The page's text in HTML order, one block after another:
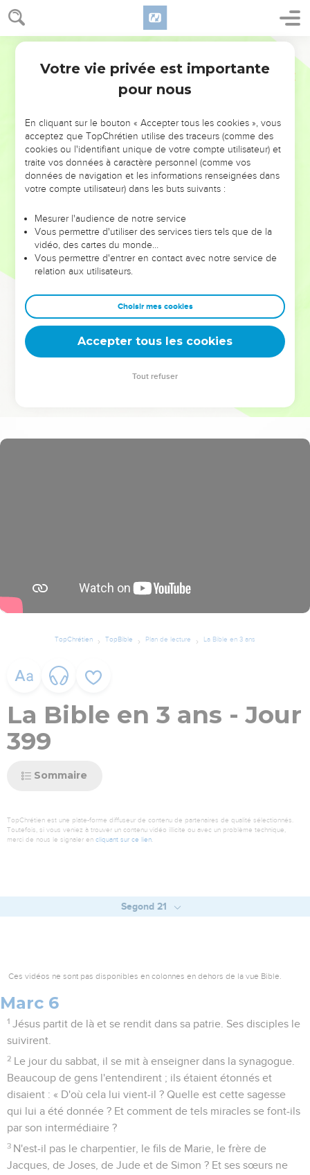
NE MANQUEZ PAS L’ÉVÉNEMENT
DE L’ANNÉE !
ET SI LEURS ERREURS POUVAIENT VOUS ÉVITER LES
VOTRES ?
leur foi ou leur vision. Mais on voit moins les doutes, les erreurs
et les saisons difficiles qu'ils ont traversés, alors même que ce
sont elles qui les ont façonnés.
Dans cette conférence, leaders, entrepreneurs, et responsables
clés pour avancer avec plus de sagesse afin que leurs erreurs
deviennent vos tremplins. Que vous guidiez un ministère, une
équipe, un groupe ou une famille, leur expérience est faite
TopChrétien TopBible Plan de lecture La Bible en 3 ans
La Bible en 3 ans - Jour
399
Sommaire
TopChrétien est une plate-forme diffuseur de contenu de partenaires de qualité sélectionnés.
Toutefois, si vous veniez à trouver un contenu vidéo illicite ou avec un problème technique,
merci de nous le signaler en cliquant sur ce lien
Segond 21
Ces vidéos ne sont pas disponibles en colonnes en dehors de la vue Bible.
Marc 6
1 Jésus partit de là et se rendit dans sa patrie. Ses disciples le
suivirent.
2 Le jour du sabbat, il se mit à enseigner dans la synagogue.
Beaucoup de gens l'entendirent ; ils étaient étonnés et
disaient : « D'où cela lui vient-il ? Quelle est cette sagesse
qui lui a été donnée ? Et comment de tels miracles se font-ils
par son intermédiaire ?
3 N'est-il pas le charpentier, le fils de Marie, le frère de
Jacques, de Joses, de Jude et de Simon ? Et ses sœurs ne
Votre vie privée est importante
pour nous
En cliquant sur le bouton « Accepter tous les cookies », vous
acceptez que TopChrétien utilise des traceurs (comme des
cookies ou l'identifiant unique de votre compte utilisateur) et
traite vos données à caractère personnel (comme vos
données de navigation et les informations renseignées dans
votre compte utilisateur) dans les buts suivants :
Mesurer l'audience de notre service
Vous permettre d'utiliser des services tiers tels que de la
vidéo, des cartes du monde…
Vous permettre d'entrer en contact avec notre service de
relation aux utilisateurs.
Choisir mes cookies
Accepter tous les cookies
Tout refuser